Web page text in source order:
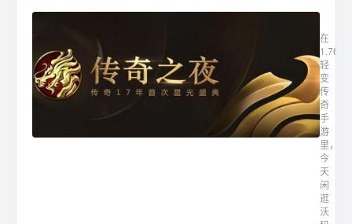
在
1.76
轻
变
传
奇
手
游
里，
今
天
闲
逛
沃